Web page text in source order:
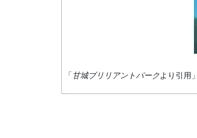
「 甘城ブリリアントパークより引用」